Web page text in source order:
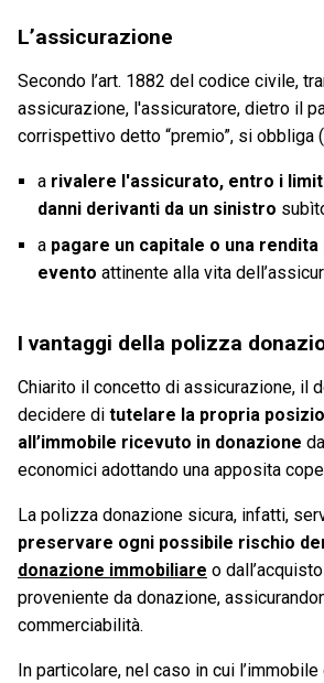
L’assicurazione
Secondo l’art. 1882 del codice civile,
assicurazione, l'assicuratore, dietro il
corrispettivo detto “premio”, si obbliga
a rivalere l'assicurato, entro i
danni derivanti da un sinistro
a pagare un capitale o una
evento attinente alla vita
I vantaggi della polizza
Chiarito il concetto di assicurazione, il
decidere di tutelare la propria
all’immobile ricevuto in donazione
economici adottando una apposita
La polizza donazione sicura, infatti,
preservare ogni possibile rischio
donazione immobiliare o
proveniente da donazione,
commerciabilità.
In particolare, nel caso in cui